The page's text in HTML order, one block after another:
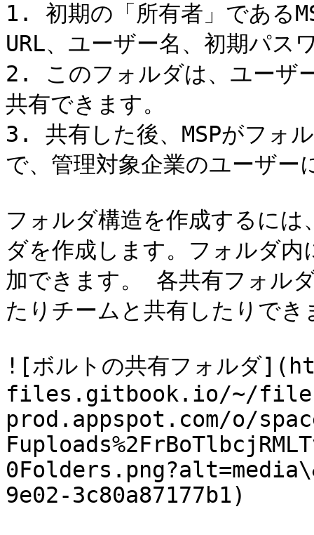
1. 初期の「所有者」である
URL、ユーザー名、初期パス
2. このフォルダは、ユーザ
共有できます。
3. 共有した後、MSPがフォ
で、管理対象企業のユーザー
フォルダ構造を作成するに
ダを作成します。フォルダ
加できます。 各共有フォル
たりチームと共有したりでき
![ボルトの共有フォルダ
files.gitbook.io/~/
prod.appspot.com/o/
9e02-3c80a87177b1)